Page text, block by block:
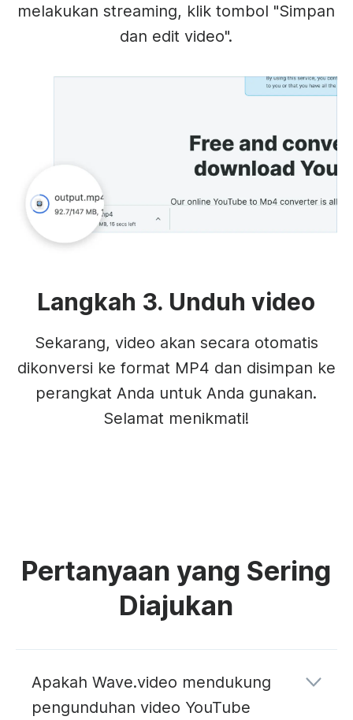
melakukan streaming, klik tombol "Simpan
dan edit video".
Langkah 3. Unduh video
Sekarang, video akan secara otomatis
dikonversi ke format MP4 dan disimpan ke
perangkat Anda untuk Anda gunakan.
Selamat menikmati!
Pertanyaan yang Sering
Diajukan
Apakah Wave.video mendukung
pengunduhan video YouTube